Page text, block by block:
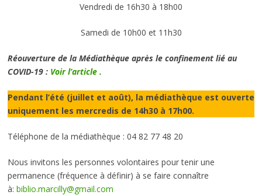
Vendredi de 16h30 à 18h00
Samedi de 10h00 et 11h30
Réouverture de la Médiathèque après le confinement lié au
COVID-19 : Voir l’article .
Pendant l’été (juillet et août), la médiathèque est ouverte
uniquement les mercredis de 14h30 à 17h00.
Téléphone de la médiathèque : 04 82 77 48 20
Nous invitons les personnes volontaires pour tenir une
permanence (fréquence à définir) à se faire connaître
à: biblio.marcilly@gmail.com